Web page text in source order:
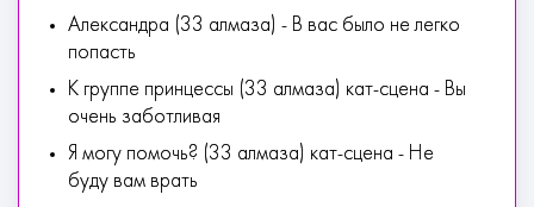
Александра (33 алмаза) - В вас было не легко
попасть
К группе принцессы (33 алмаза) кат-сцена - Вы
очень заботливая
Я могу помочь? (33 алмаза) кат-сцена - Не
буду вам врать